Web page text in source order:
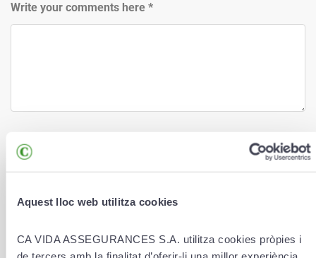
Aquest lloc web utilitza cookies
CA VIDA ASSEGURANCES S.A. utilitza cookies pròpies i
Write your comments here *
I have read and accept the
personal data treatment
conditions.*